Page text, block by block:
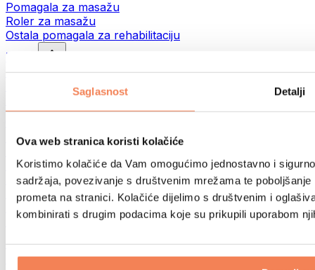
Saglasnost Detalji
Ova web stranica koristi kolačiće
Koristimo kolačiće da Vam omogućimo jednostavno i
sadržaja, povezivanje s društvenim mrežama te
prometa na stranici. Kolačiće dijelimo s društvenim i
kombinirati s drugim podacima koje su prikupili uporabom
Pomagala za masažu
Roler za masažu
Ostala pomagala za rehabilitaciju
Torbe
Torbe za hranu
Sportske torbe
Trčanje
Biciklizam
Joga i pilates
Kupanje hladnom vodom
Plivanje
Planinarenje
Biohacking
Terapija crvenim svjetlom